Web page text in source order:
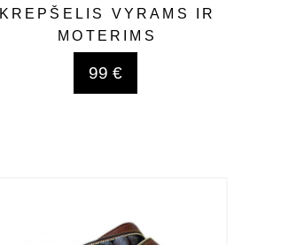
KREPŠELIS VYRAMS IR
MOTERIMS
99 €